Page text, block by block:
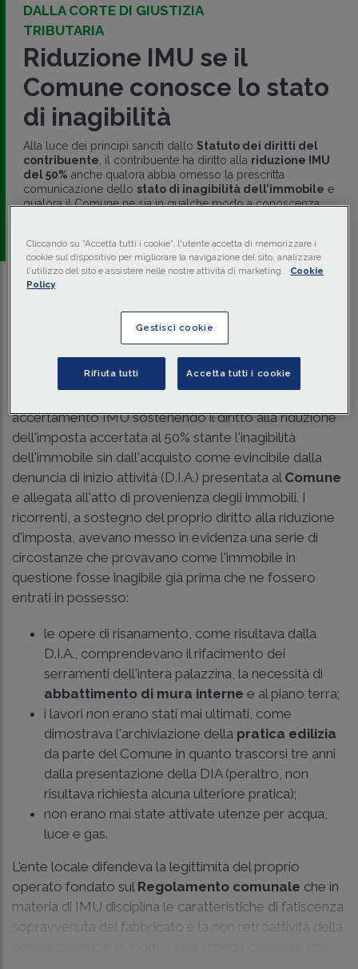
DALLA CORTE DI GIUSTIZIA
TRIBUTARIA
Riduzione IMU se il
Comune conosce lo stato
di inagibilità
Alla luce dei principi sanciti dallo Statuto dei diritti del
contribuente , il contribuente ha diritto alla riduzione IMU
del 50% anche qualora abbia omesso la prescritta
comunicazione dello stato di inagibilità dell’immobile e
qualora il Comune ne sia in qualche modo a conoscenza.
3 min.
accertamento IMU sostenendo il diritto alla riduzione
dell'imposta accertata al 50% stante l'inagibilità
dell'immobile sin dall'acquisto come evincibile dalla
denuncia di inizio attività (D.I.A.) presentata al Comune
e allegata all'atto di provenienza degli immobili. I
ricorrenti, a sostegno del proprio diritto alla riduzione
d'imposta, avevano messo in evidenza una serie di
circostanze che provavano come l'immobile in
questione fosse inagibile già prima che ne fossero
entrati in possesso:
le opere di risanamento, come risultava dalla
D.I.A., comprendevano il rifacimento dei
serramenti dell'intera palazzina, la necessità di
abbattimento di mura interne e al piano terra;
i lavori non erano stati mai ultimati, come
dimostrava l'archiviazione della pratica edilizia
da parte del Comune in quanto trascorsi tre anni
dalla presentazione della DIA (peraltro, non
risultava richiesta alcuna ulteriore pratica);
non erano mai state attivate utenze per acqua,
luce e gas.
L'ente locale difendeva la legittimità del proprio
operato fondato sul Regolamento comunale che in
materia di IMU disciplina le caratteristiche di fatiscenza
sopravvenuta del fabbricato e la non retroattività della
Cliccando su “Accetta tutti i cookie”, l'utente accetta di memorizzare i
cookie sul dispositivo per migliorare la navigazione del sito, analizzare
l'utilizzo del sito e assistere nelle nostre attività di marketing.
Cookie
Policy
Gestisci cookie
Rifiuta tutti Accetta tutti i cookie